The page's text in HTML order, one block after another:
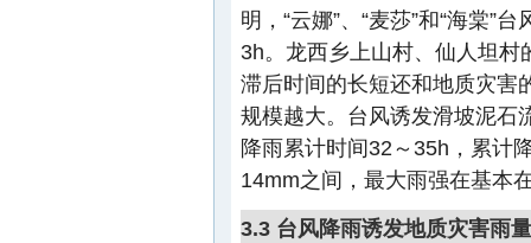
明，“云娜”、“麦莎”和“海棠”
3h。龙西乡上山村、仙人坦
滞后时间的长短还和地质灾害
规模越大。台风诱发滑坡泥石
降雨累计时间32～35h，累计
14mm之间，最大雨强在基本
3.3 台风降雨诱发地质灾害雨